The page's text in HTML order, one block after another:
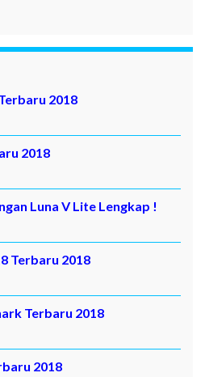
2018
2018
Luna V Lite Lengkap !
Terbaru 2018
Terbaru 2018
2018